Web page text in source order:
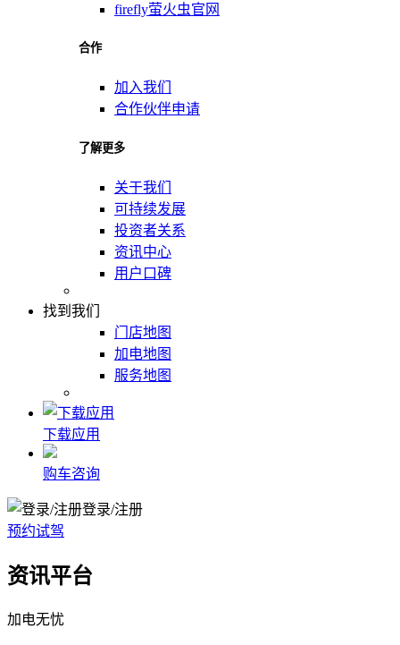
firefly萤火虫官网
合作
加入我们
合作伙伴申请
了解更多
关于我们
可持续发展
投资者关系
资讯中心
用户口碑
找到我们
门店地图
加电地图
服务地图
下载应用
购车咨询
登录/注册
预约试驾
资讯平台
加电无忧